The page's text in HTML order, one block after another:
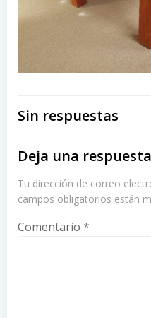
Sin respuestas
Deja una respuesta
Tu dirección de correo
campos obligatorios están
Comentario *